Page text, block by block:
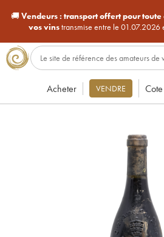
🚚Vendeurs : transport offert pour
vos vinstransmise entre le
Acheter VENDRE Cote